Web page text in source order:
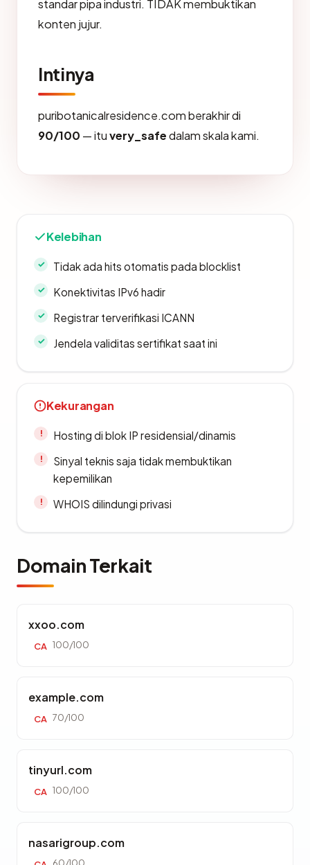
standar pipa industri. TIDAK membuktikan
konten jujur.
Intinya
puribotanicalresidence.com berakhir di
90/100 — ituvery_safedalam skala kami.
Kelebihan
Tidak ada hits otomatis pada blocklist
Konektivitas IPv6 hadir
Registrar terverifikasi ICANN
Jendela validitas sertifikat saat ini
Kekurangan
Hosting di blok IP residensial/dinamis
Sinyal teknis saja tidak membuktikan
kepemilikan
WHOIS dilindungi privasi
Domain Terkait
xxoo.com
CA 100/100
example.com
CA 70/100
tinyurl.com
CA 100/100
nasarigroup.com